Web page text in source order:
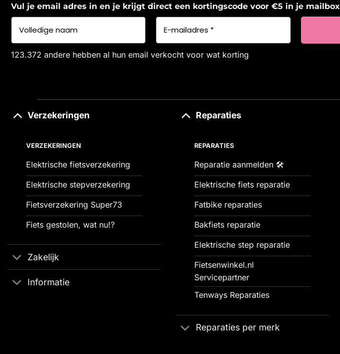
Vul je email adres in en je krijgt direct een kortingscode voor €5 in je mailbox
123.372 andere hebben al hun email verkocht voor wat korting
Verzekeringen
VERZEKERINGEN
Elektrische fietsverzekering
Elektrische stepverzekering
Fietsverzekering Super73
Fiets gestolen, wat nu!?
Zakelijk
Informatie
Reparaties
REPARATIES
Reparatie aanmelden 🛠️
Elektrische fiets reparatie
Fatbike reparaties
Bakfiets reparatie
Elektrische step reparatie
Fietsenwinkel.nl
Servicepartner
Tenways Reparaties
Reparaties per merk